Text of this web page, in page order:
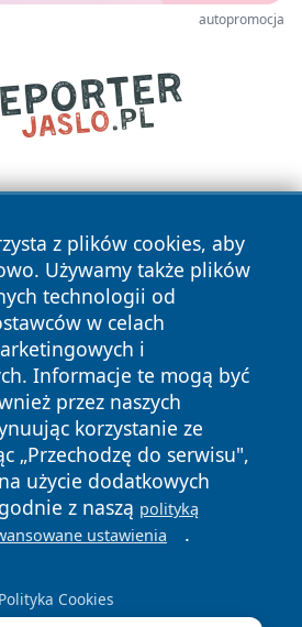
autopromocja
z plików cookies, aby
Używamy także plików
technologii od
w celach
i
Informacje te mogą być
przez naszych
korzystanie ze
„Przechodzę do serwisu",
użycie dodatkowych
z naszą polityką
ustawienia .
Polityka Cookies
Wszystkie prawa
Polityka
Cookies